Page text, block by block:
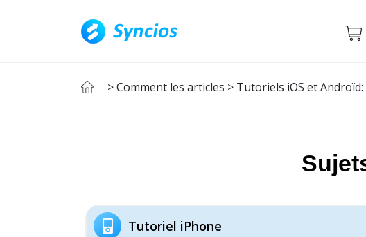
> Comment les articles > Tutoriels iOS et
Tutoriel iPhone